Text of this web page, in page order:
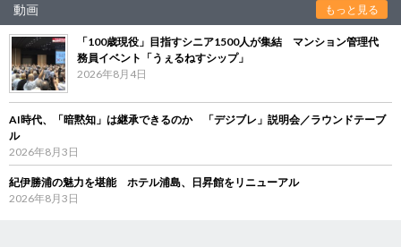
動画 もっと見る
「100歳現役」目指すシニア1500人が集結 マンション管理代
務員イベント「うぇるねすシップ」
2026年8月4日
AI時代、「暗黙知」は継承できるのか 「デジブレ」説明会／ラウンドテーブ
ル
2026年8月3日
紀伊勝浦の魅力を堪能 ホテル浦島、日昇館をリニューアル
2026年8月3日